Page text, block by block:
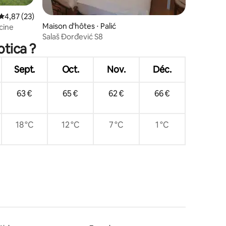
moyenne sur la base de 23 commentaires : 4,87 sur 5
4,87 (23)
Maison d'hôtes ⋅ Palić
Salaš Đorđević S8
?
Sept. Oct. Nov. Déc.
63 € 65 € 62 € 66 €
18 °C 12 °C 7 °C 1 °C